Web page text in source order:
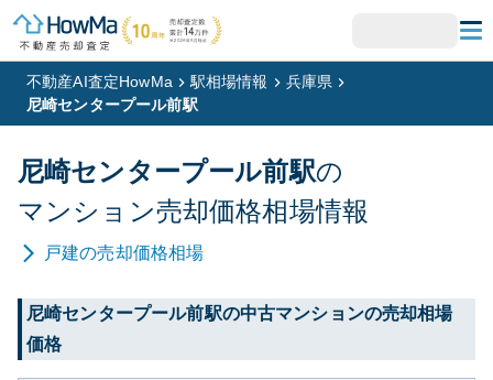
不動産AI査定HowMa 駅相場情報
兵庫県
尼崎センタープール前駅
尼崎センタープール前駅の
マンション売却価格相場情報
戸建の売却価格相場
尼崎センタープール前駅の中古マンションの売却相場
価格